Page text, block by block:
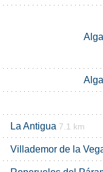
La Antigua 7.1 km
Villademor de la